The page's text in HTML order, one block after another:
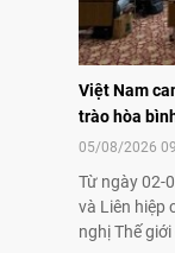
Việt Nam
trào hòa
05/08/2026
Từ ngày 02-
và Liên hiệp
nghị Thế